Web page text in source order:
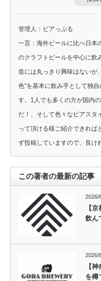
管理人：ビアっぷる
一言：海外ビールに比べ日本
のクラフトビールを中心に飲
造には丸っきり興味はないが
色”を基本に飲み手として独
す。1人でも多くの方が国内
だ！、そして色々なビアスタ
って頂ける様ご紹介できれば
ず投稿していますので、良け
この著者の最新の記事
2026/
【
飲ん
2026/
【
を樽